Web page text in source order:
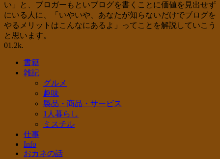
い」と、ブロガーもといブログを書くことに価値を見出せず
にいる人に、「いやいや、あなたが知らないだけでブログを
やるメリットはこんなにあるよ」ってことを解説していこう
と思います。
01.2k.
書籍
雑記
グルメ
趣味
製品・商品・サービス
1人暮らし
ミスチル
仕事
Info
おカネの話